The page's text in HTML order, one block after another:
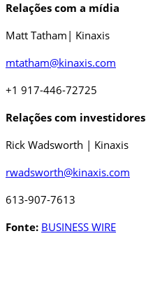
Relações com a mídia
Matt Tatham| Kinaxis
mtatham@kinaxis.com
+1 917-446-72725
Relações com investidores
Rick Wadsworth | Kinaxis
rwadsworth@kinaxis.com
613-907-7613
Fonte: BUSINESS WIRE